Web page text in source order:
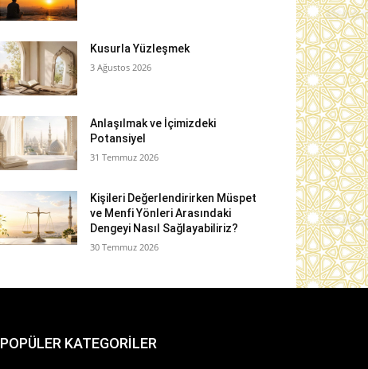
Kusurla Yüzleşmek
3 Ağustos 2026
Anlaşılmak ve İçimizdeki
Potansiyel
31 Temmuz 2026
Kişileri Değerlendirirken Müspet
ve Menfi Yönleri Arasındaki
Dengeyi Nasıl Sağlayabiliriz?
30 Temmuz 2026
POPÜLER KATEGORİLER